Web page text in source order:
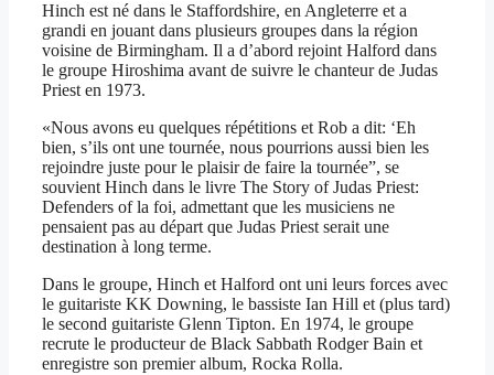
Hinch est né dans le Staffordshire, en Angleterre et a
grandi en jouant dans plusieurs groupes dans la région
voisine de Birmingham. Il a d’abord rejoint Halford dans
le groupe Hiroshima avant de suivre le chanteur de Judas
Priest en 1973.
«Nous avons eu quelques répétitions et Rob a dit: ‘Eh
bien, s’ils ont une tournée, nous pourrions aussi bien les
rejoindre juste pour le plaisir de faire la tournée”, se
souvient Hinch dans le livre The Story of Judas Priest:
Defenders of la foi, admettant que les musiciens ne
pensaient pas au départ que Judas Priest serait une
destination à long terme.
Dans le groupe, Hinch et Halford ont uni leurs forces avec
le guitariste KK Downing, le bassiste Ian Hill et (plus tard)
le second guitariste Glenn Tipton. En 1974, le groupe
recrute le producteur de Black Sabbath Rodger Bain et
enregistre son premier album, Rocka Rolla.